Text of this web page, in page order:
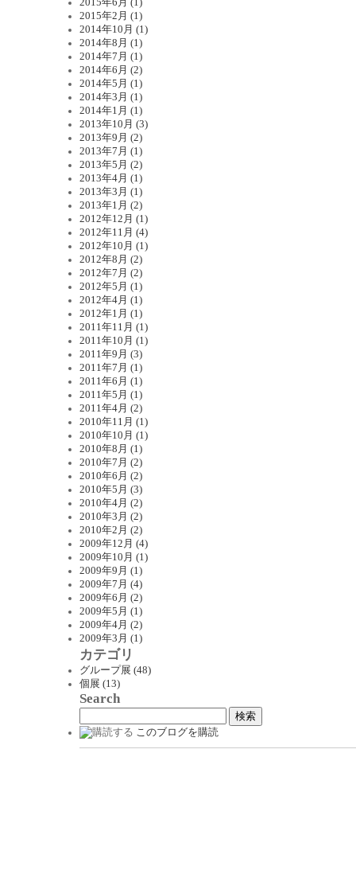
2015年6月 (1)
2015年2月 (1)
2014年10月 (1)
2014年8月 (1)
2014年7月 (1)
2014年6月 (2)
2014年5月 (1)
2014年3月 (1)
2014年1月 (1)
2013年10月 (3)
2013年9月 (2)
2013年7月 (1)
2013年5月 (2)
2013年4月 (1)
2013年3月 (1)
2013年1月 (2)
2012年12月 (1)
2012年11月 (4)
2012年10月 (1)
2012年8月 (2)
2012年7月 (2)
2012年5月 (1)
2012年4月 (1)
2012年1月 (1)
2011年11月 (1)
2011年10月 (1)
2011年9月 (3)
2011年7月 (1)
2011年6月 (1)
2011年5月 (1)
2011年4月 (2)
2010年11月 (1)
2010年10月 (1)
2010年8月 (1)
2010年7月 (2)
2010年6月 (2)
2010年5月 (3)
2010年4月 (2)
2010年3月 (2)
2010年2月 (2)
2009年12月 (4)
2009年10月 (1)
2009年9月 (1)
2009年7月 (4)
2009年6月 (2)
2009年5月 (1)
2009年4月 (2)
2009年3月 (1)
カテゴリ
グループ展 (48)
個展 (13)
Search
このブログを購読